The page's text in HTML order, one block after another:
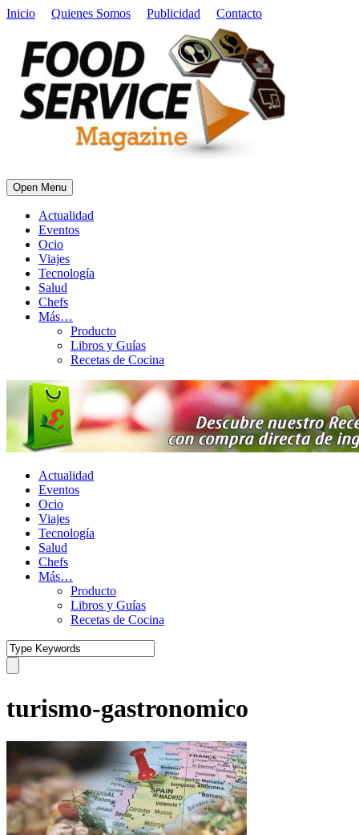
Inicio Quienes Somos Publicidad Contacto
Open Menu
Actualidad
Eventos
Ocio
Viajes
Tecnología
Salud
Chefs
Más…
Producto
Libros y Guías
Recetas de Cocina
Actualidad
Eventos
Ocio
Viajes
Tecnología
Salud
Chefs
Más…
Producto
Libros y Guías
Recetas de Cocina
turismo-gastronomico